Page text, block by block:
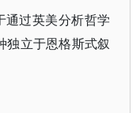
过英美分析哲学
独立于恩格斯式叙